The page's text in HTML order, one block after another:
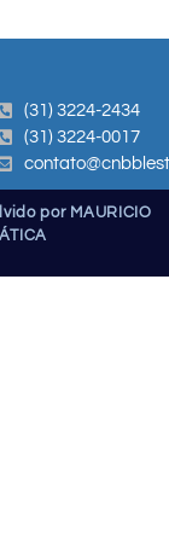
(31) 3224-2434
(31) 3224-0017
por MAURICIO